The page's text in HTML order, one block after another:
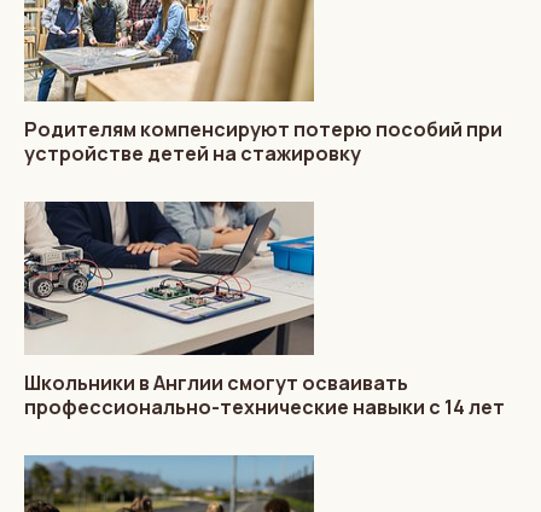
Родителям компенсируют потерю пособий при
устройстве детей на стажировку
Школьники в Англии смогут осваивать
профессионально-технические навыки с 14 лет